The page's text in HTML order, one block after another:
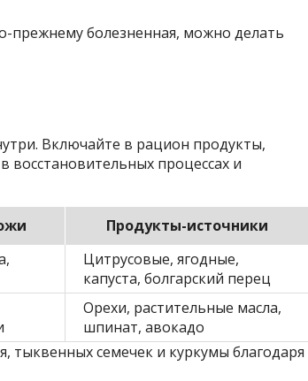
прежнему болезненная, можно делать
Включайте в рацион продукты,
процессах и
Продукты-источники
Цитрусовые, ягодные,
капуста, болгарский перец
Орехи, растительные масла,
шпинат, авокадо
тыквенных семечек и куркумы благодаря